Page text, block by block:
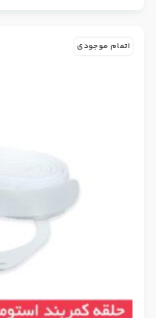
اتمام موجودی